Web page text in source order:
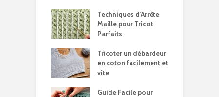
Techniques d’Arrête
Maille pour Tricot
Parfaits
Tricoter un débardeur
en coton facilement et
vite
Guide Facile pour